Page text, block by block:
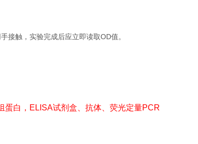
接触，实验完成后应立即读取OD值。
蛋白，ELISA试剂盒、抗体、荧光定量PCR